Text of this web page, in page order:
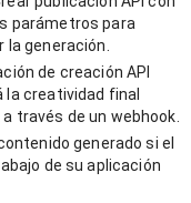
parámetros para
generación.
de creación API
la creatividad final
través de un webhook.
generado si el
de su aplicación